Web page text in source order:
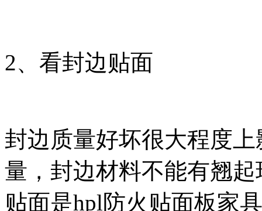
2、看封边贴面
封边质量好坏很大程度
量，封边材料不能有翘
贴面是hpl防火贴面板家